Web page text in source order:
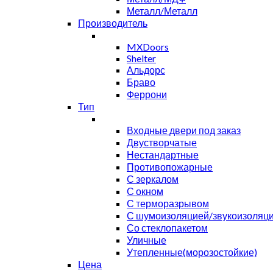
Металл/Металл
Производитель
MXDoors
Shelter
Альдорс
Браво
Феррони
Тип
Входные двери под заказ
Двустворчатые
Нестандартные
Противопожарные
С зеркалом
С окном
С терморазрывом
С шумоизоляцией/
Со стеклопакетом
Уличные
Утепленные(морозостойкие)
Цена